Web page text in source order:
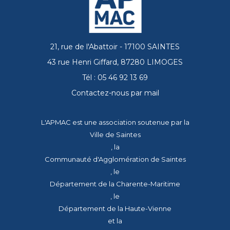
21, rue de l'Abattoir - 17100 SAINTES
43 rue Henri Giffard, 87280 LIMOGES
Tél : 05 46 92 13 69
Contactez-nous par mail
L'APMAC est une association soutenue par la
Ville de Saintes
, la
Communauté d'Agglomération de Saintes
, le
Département de la Charente-Maritime
, le
Département de la Haute-Vienne
et la